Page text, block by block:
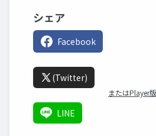
シェア
Facebook
(Twitter)
またはPlayer版
LINE